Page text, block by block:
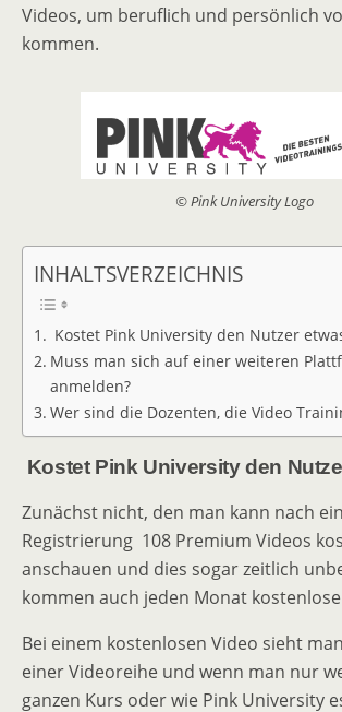
Videos, um beruflich und persönlich
kommen.
© Pink University Logo
INHALTSVERZEICHNIS
Kostet Pink University den Nutzer
Muss man sich auf einer weiteren
anmelden?
Wer sind die Dozenten, die Video
Kostet Pink University den
Zunächst nicht, den man kann nach
Registrierung 108 Premium Videos
anschauen und dies sogar zeitlich
kommen auch jeden Monat
Bei einem kostenlosen Video sieht
einer Videoreihe und wenn man nur
ganzen Kurs oder wie Pink University